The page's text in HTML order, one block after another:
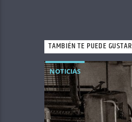
TAMBIÉN TE PUEDE GUSTAR
NOTICIAS